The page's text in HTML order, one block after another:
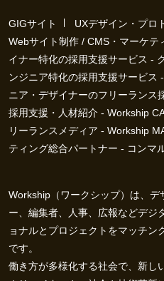
GIGサイト
UXデザイン・プロ
Webサイト制作 / CMS・マーケテ
イナー特化の採用支援サービス -
ンジニア特化の採用支援サービス
ニア・デザイナーのフリーランス
採用支援・人材紹介 - Workship
リーランスメディア - Workship
ティング総合パートナー - コンマ
Workship（ワークシップ）は、
ー、編集者、人事、広報などデジ
ョナルとプロジェクトをマッチン
です。
働き方が多様化する社会で、新し